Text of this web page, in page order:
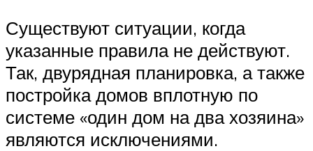
Существуют ситуации, когда
указанные правила не действуют.
Так, двурядная планировка, а также
постройка домов вплотную по
системе «один дом на два хозяина»
являются исключениями.